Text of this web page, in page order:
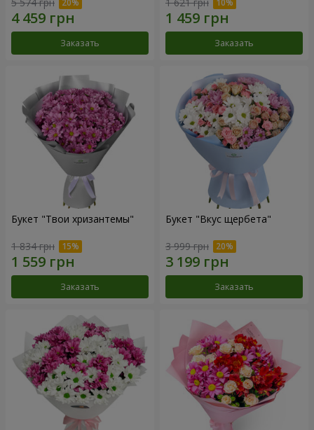
Заказать Заказать
Букет "Твои хризантемы"
1 834 грн
Заказать
Букет "Вкус щербета"
3 999 грн
Заказать